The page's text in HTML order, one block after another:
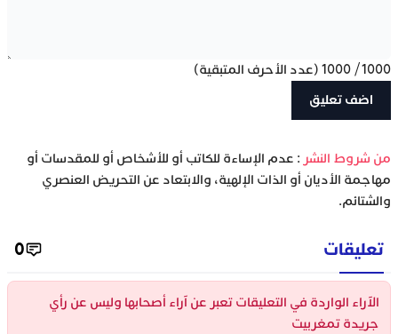
1000
/
1000 (عدد الأحرف المتبقية)
‫من شروط النشر : عدم الإساءة للكاتب أو للأشخاص أو للمقدسات أو
مهاجمة الأديان أو الذات الإلهية، والابتعاد عن التحريض العنصري
والشتائم.
تعليقات 0
الآراء الواردة في التعليقات تعبر عن آراء أصحابها وليس عن رأي
جريدة تمغربيت